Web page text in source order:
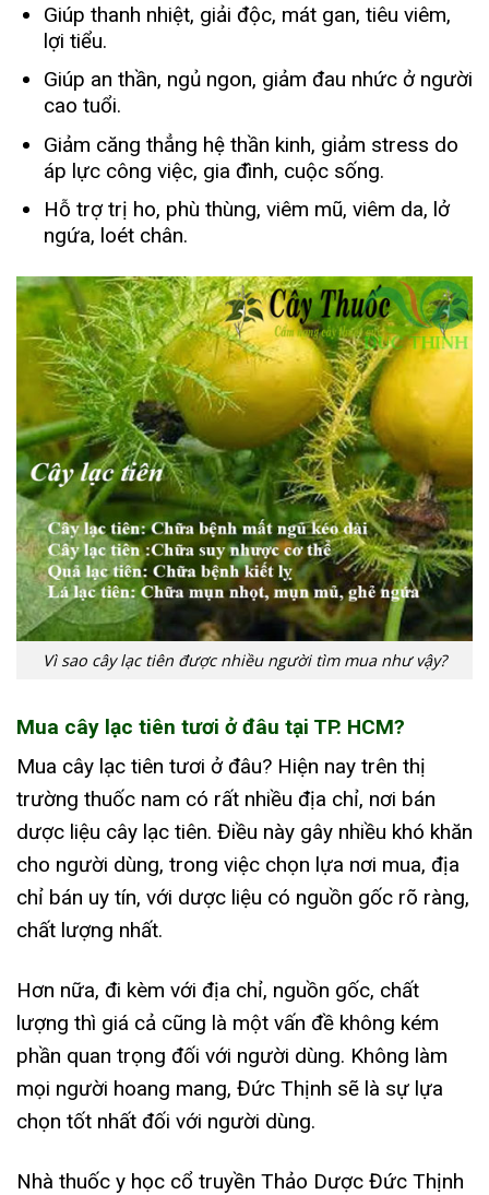
Giúp thanh nhiệt, giải độc, mát gan, tiêu viêm,
lợi tiểu.
Giúp an thần, ngủ ngon, giảm đau nhức ở người
cao tuổi.
Giảm căng thẳng hệ thần kinh, giảm stress do
áp lực công việc, gia đình, cuộc sống.
Hỗ trợ trị ho, phù thùng, viêm mũ, viêm da, lở
ngứa, loét chân.
Vì sao cây lạc tiên được nhiều người tìm mua như vậy?
Mua cây lạc tiên tươi ở đâu tại TP. HCM?
Mua cây lạc tiên tươi ở đâu? Hiện nay trên thị
trường thuốc nam có rất nhiều địa chỉ, nơi bán
dược liệu cây lạc tiên. Điều này gây nhiều khó khăn
cho người dùng, trong việc chọn lựa nơi mua, địa
chỉ bán uy tín, với dược liệu có nguồn gốc rõ ràng,
chất lượng nhất.
Hơn nữa, đi kèm với địa chỉ, nguồn gốc, chất
lượng thì giá cả cũng là một vấn đề không kém
phần quan trọng đối với người dùng. Không làm
mọi người hoang mang, Đức Thịnh sẽ là sự lựa
chọn tốt nhất đối với người dùng.
Nhà thuốc y học cổ truyền Thảo Dược Đức Thịnh